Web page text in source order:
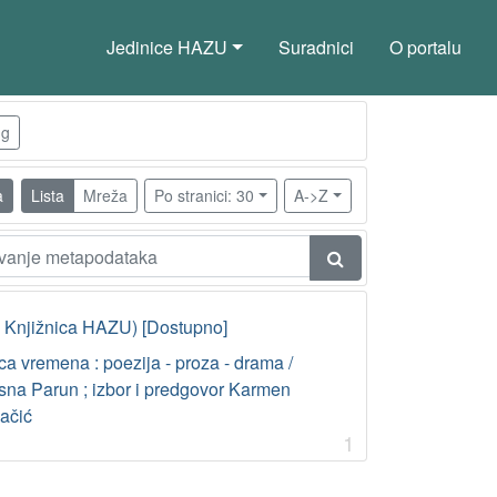
Jedinice HAZU Suradnici O portalu
Lista Mreža Po stranici: 30 A->Z
HAZU) [Dostupno]
vremena : poezija - proza - drama /
Parun ; izbor i predgovor Karmen
1